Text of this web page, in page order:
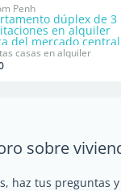
Penh
dúplex de 3
en alquiler
del mercado
casas en alquiler
sobre
haz tus preguntas